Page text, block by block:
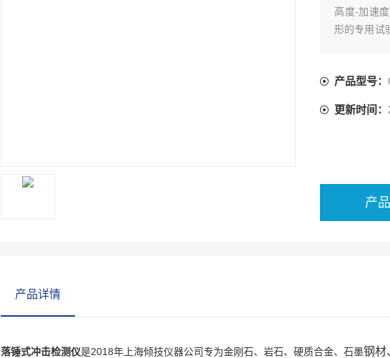
高度-加速
形的专用试
备。
产品型号：
更新时间：
产
产品详情
落锤式冲击检测仪是2018年上海倾技仪器公司专为金刚石、岩石、硬质合金、石墨钢材